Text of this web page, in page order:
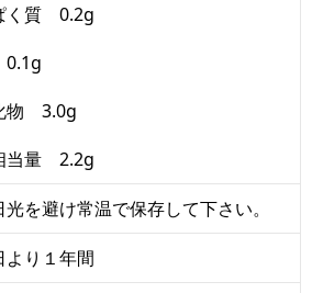
く質 0.2g
物 3.0g
当量 2.2g
を避け常温で保存して下さい。
より１年間